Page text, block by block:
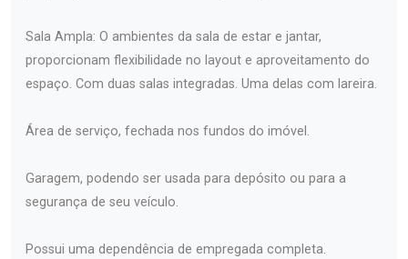
Sala Ampla: O ambientes da sala de estar e jantar,
proporcionam flexibilidade no layout e aproveitamento do
espaço. Com duas salas integradas. Uma delas com lareira.
Área de serviço, fechada nos fundos do imóvel.
Garagem, podendo ser usada para depósito ou para a
segurança de seu veículo.
Possui uma dependência de empregada completa.